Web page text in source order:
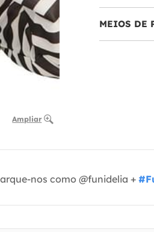
Ampliar
MEIOS DE
nos como @funidelia +